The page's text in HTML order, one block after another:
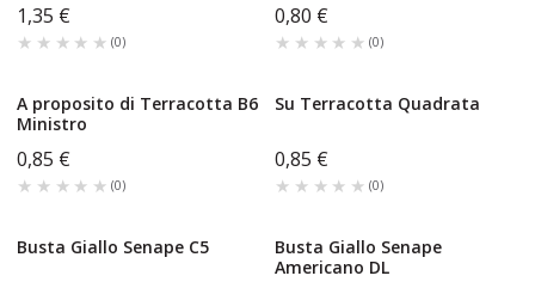
1,35 €
★★★★★
★★★★★ (0)
0,80 €
★★★★★
★★★★★ (0)
A proposito di Terracotta B6
Ministro
0,85 €
★★★★★
★★★★★ (0)
Su Terracotta Quadrata
0,85 €
★★★★★
★★★★★ (0)
Busta Giallo Senape C5
Busta Giallo Senape
Americano DL